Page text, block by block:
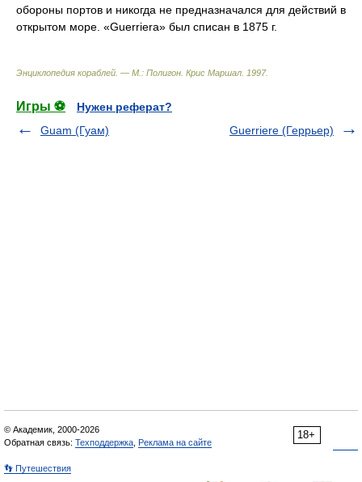
обороны портов и никогда не предназначался для действий в
открытом море. «Guerriera» был списан в 1875 г.
Энциклопедия кораблей. — М.: Полигон Крис Маршал 1997.
Игры ⚽
Нужен реферат?
Guam (Гуам)
Guerriere (Геррьер)
18+
© Академик, 2000-2026
Обратная связь: Техподдержка Реклама на сайте
👣 Путешествия